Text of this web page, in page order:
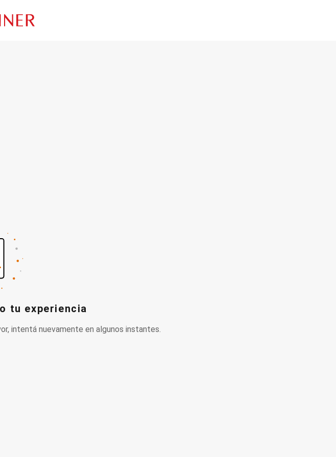
tu experiencia
intentá nuevamente en algunos instantes.